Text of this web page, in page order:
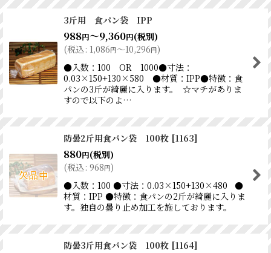
3斤用 食パン袋 IPP
988円～9,360円(税別)
(税込: 1,086円～10,296円)
●入数：100 OR 1000●寸法：
0.03×150+130×580 ●材質：IPP●特徴：食
パンの3斤が綺麗に入ります。 ☆マチがありま
すので以下のよ…
防曇2斤用食パン袋 100枚 [1163]
880円(税別)
(税込: 968円)
●入数：100 ●寸法：0.03×150+130×480 ●
材質：IPP ●特徴：食パンの2斤が綺麗に入りま
す。独自の曇り止め加工を施しております。
防曇3斤用食パン袋 100枚 [1164]